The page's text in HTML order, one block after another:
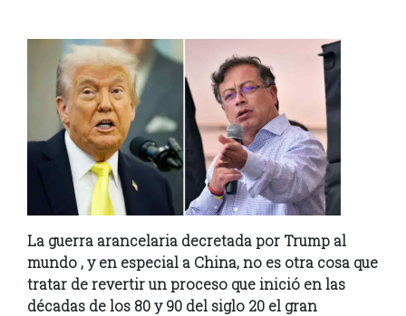
La guerra arancelaria decretada por Trump al
mundo , y en especial a China, no es otra cosa que
tratar de revertir un proceso que inició en las
décadas de los 80 y 90 del siglo 20 el gran